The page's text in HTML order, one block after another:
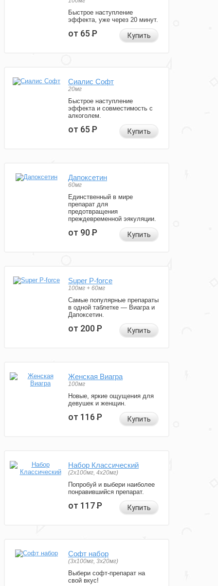
Быстрое наступление
эффекта, уже через 20 минут.
от 65Р Купить
Сиалис Софт
20мг
Быстрое наступление
эффекта и совместимость с
алкоголем.
от 65Р Купить
Дапоксетин
60мг
Единственный в мире
препарат для
предотвращения
преждевременной эякуляции.
от 90Р Купить
Super P-force
100мг + 60мг
Самые популярные препараты
в одной таблетке — Виагра и
Дапоксетин.
от 200Р Купить
Женская Виагра
100мг
Новые, яркие ощущения для
девушек и женщин.
от 116Р Купить
Набор Классический
(2x100мг, 4x20мг)
Попробуй и выбери наиболее
понравившийся препарат.
от 117Р Купить
Софт набор
(3x100мг, 3x20мг)
Выбери софт-препарат на
свой вкус!